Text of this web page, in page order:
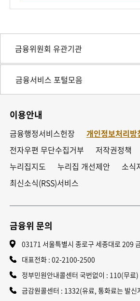
이용안내
금융행정서비스헌장
개인정보처리방
전자우편 무단수집거부
저작권정책
누리집지도
누리집 개선제안
소식
최신소식(RSS)서비스
금융위 문의
03171 서울특별시 종로구 세종대로 209
대표전화 : 02-2100-2500
정부민원안내콜센터 국번없이 : 110(무료)
금감원콜센터 : 1332(유료, 통화료는 발신